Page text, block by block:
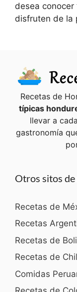
desea conocer
disfruten de la
Recetas de
típicas
llevar a
gastronomía
Otros sitos de
Recetas de
Recetas
Recetas de
Recetas de
Comidas